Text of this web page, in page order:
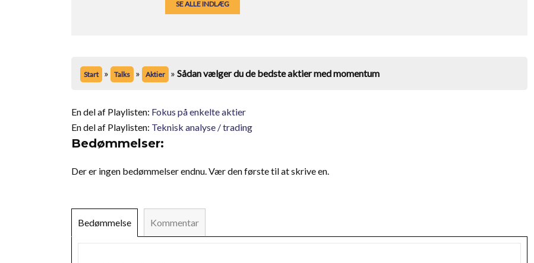
SE ALLE INDLÆG
Start » Talks » Aktier » Sådan vælger du de bedste aktier med momentum
En del af Playlisten: Fokus på enkelte aktier
En del af Playlisten: Teknisk analyse / trading
Bedømmelser:
Der er ingen bedømmelser endnu. Vær den første til at skrive en.
Bedømmelse Kommentar